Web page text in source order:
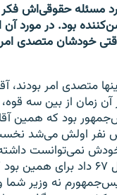
مسئله حقوقی‌اش
بود. در مورد
خودشان متصدی
متصدی امر بودند،
زمان از بین سه
بود که همین
نفر اولش می‌شد
خودش نمی‌توانست
استعفایی که در سال ۶۷ داد
نه وزیر